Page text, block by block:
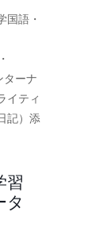
国語・
ターナ
イティ
記）添
習
タ